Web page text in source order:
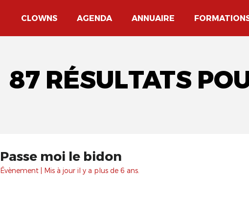
CLOWNS AGENDA ANNUAIRE
87 RÉSULTATS
Passe moi le bidon
Évènement | Mis à jour il y a plus de 6 ans.